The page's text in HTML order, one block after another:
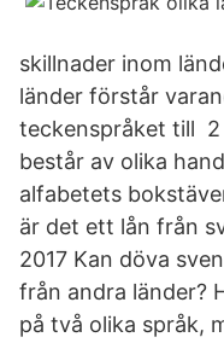
skillnader inom
länder förstår
teckenspråket till 2
består av olika
alfabetets
är det ett lån från
2017 Kan döva
från andra länder?
på två olika språk,